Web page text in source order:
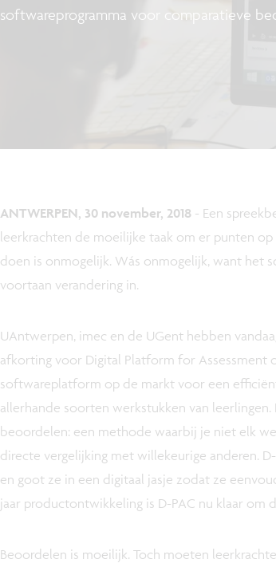
softwareprogramma voor comparatieve
ANTWERPEN, 30 november, 2018 - Een
leerkrachten de moeilijke taak om er punten
doen is onmogelijk. Wás onmogelijk, want het
voortaan verandering in.
UAntwerpen, imec en de UGent hebben
afkorting voor Digital Platform for Assessment
softwareplatform op de markt voor een
allerhande soorten werkstukken van
beoordelen: een methode waarbij je niet elk
directe vergelijking met willekeurige anderen.
en goot ze in een digitaal jasje zodat ze
jaar productontwikkeling is D-PAC nu klaar om
Beoordelen is moeilijk. Toch moeten